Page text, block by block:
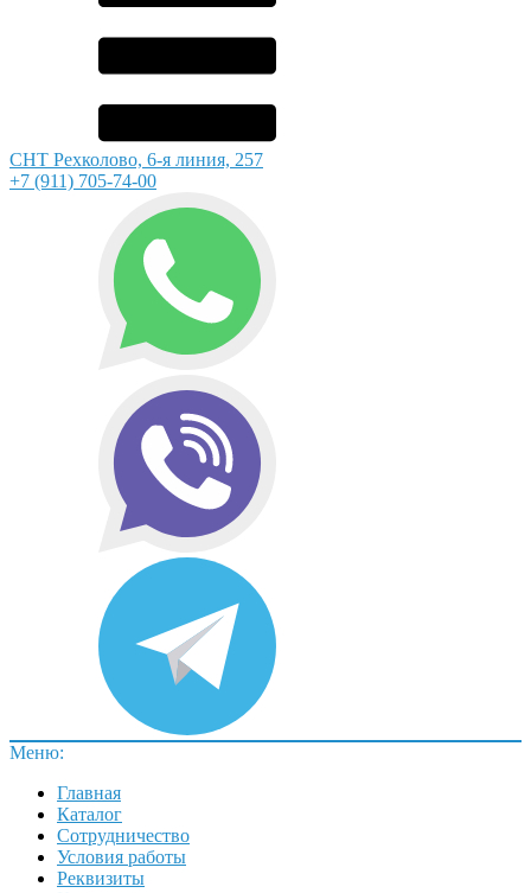
СНТ Рехколово, 6-я линия, 257
+7 (911) 705-74-00
Меню:
Главная
Каталог
Сотрудничество
Условия работы
Реквизиты